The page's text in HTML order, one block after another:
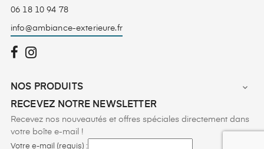
06 18 10 94 78
info@ambiance-exterieure.fr
NOS PRODUITS

RECEVEZ NOTRE NEWSLETTER
Recevez nos nouveautés et offres spéciales directement dans
votre boîte e-mail !
Votre e-mail (requis) :